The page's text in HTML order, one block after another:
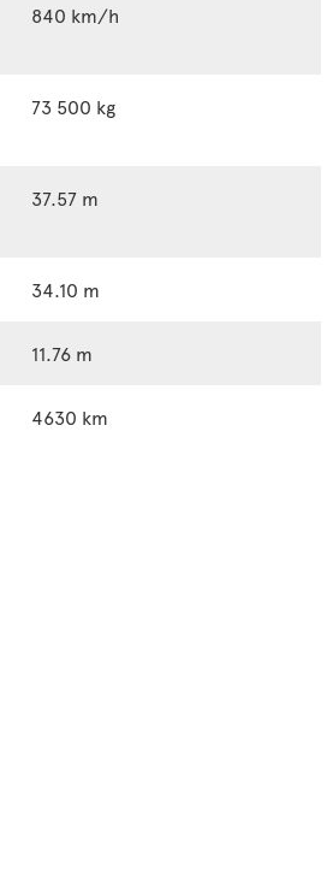
840 km/h
73 500 kg
37.57 m
34.10 m
11.76 m
4630 km